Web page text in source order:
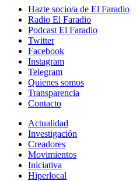
Hazte socio/a de El Faradio
Radio El Faradio
Podcast El Faradio
Twitter
Facebook
Instagram
Telegram
Quienes somos
Transparencia
Contacto
Actualidad
Investigación
Creadores
Movimientos
Iniciativa
Hiperlocal